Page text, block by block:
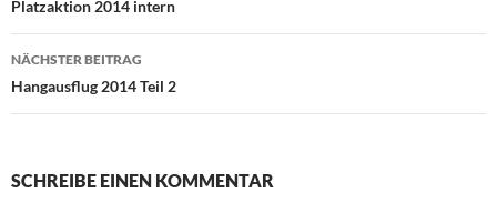
Platzaktion 2014 intern
NÄCHSTER BEITRAG
Hangausflug 2014 Teil 2
SCHREIBE EINEN KOMMENTAR